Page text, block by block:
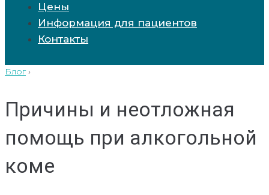
Цены
Информация для пациентов
Контакты
Блог ›
Причины и неотложная
помощь при алкогольной
коме